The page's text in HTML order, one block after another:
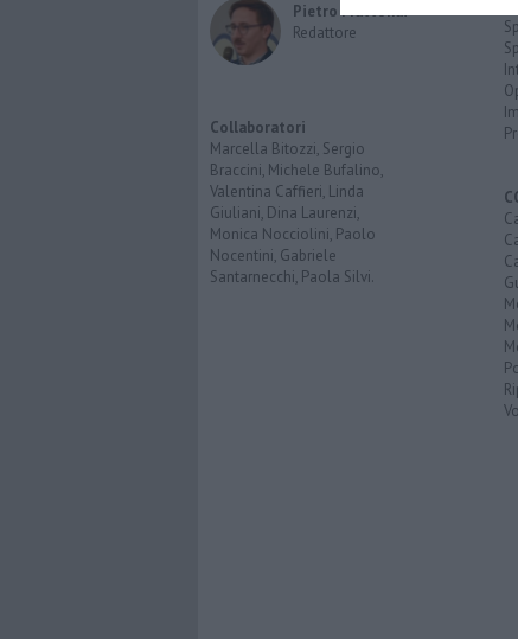
Pietro Mattonai
Redattore
Collaboratori
Marcella Bitozzi, Sergio
Braccini, Michele Bufalino,
Valentina Caffieri, Linda
Giuliani, Dina Laurenzi,
Monica Nocciolini, Paolo
Nocentini, Gabriele
Santarnecchi, Paola Silvi.